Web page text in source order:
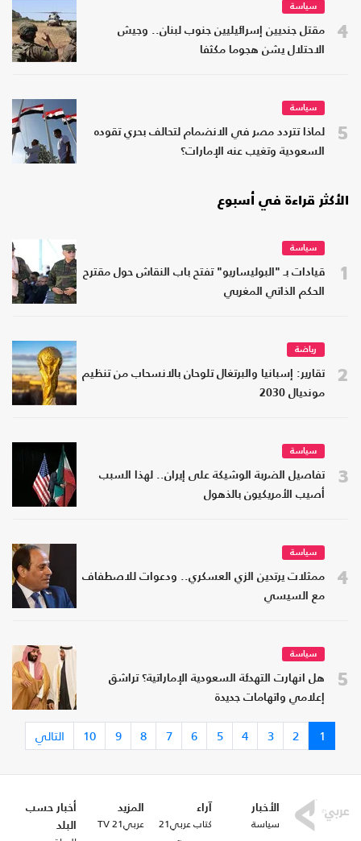
4
سياسة
مقتل جنديين إسرائيليين جنوب لبنان.. وجيش
الاحتلال يشن هجوما مكثفا
5
سياسة
لماذا تتردد مصر في الانضمام لتحالف بحري تقوده
السعودية وتغيب عنه الإمارات؟
الأكثر قراءة في أسبوع
1
سياسة
قيادات بـ "البوليساريو" تفتح باب النقاش حول مقترح
الحكم الذاتي المغربي
2
رياضة
تقارير: إسبانيا والبرتغال تلوحان بالانسحاب من تنظيم
مونديال 2030
3
سياسة
تفاصيل الضربة الوشيكة على إيران.. لهذا السبب
أصيب الأمريكيون بالذهول
4
سياسة
ممثلات يرتدين الزي العسكري.. ودعوات للاصطفاف
مع السيسي
5
سياسة
هل انهارت التهدئة السعودية الإماراتية؟ تراشق
إعلامي واتهامات جديدة
1
2
3
4
5
6
7
8
9
10 التالي
الأخبار
سياسة
آراء
كتاب عربي21
المزيد
عربي21 TV
أخبار حسب
البلد